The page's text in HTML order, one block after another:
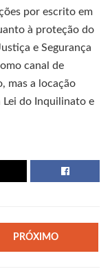
por escrito em
à proteção do
e Segurança
canal de
mas a locação
do Inquilinato e
PRÓXIMO